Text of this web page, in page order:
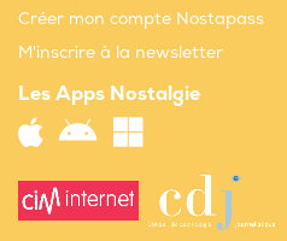
Créer mon compte Nostapass
M'inscrire à la newsletter
Les Apps Nostalgie